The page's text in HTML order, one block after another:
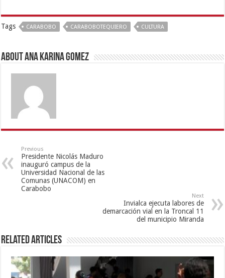
Tags CARABOBO CARABOBOTEQUIERO CULTURA
About Ana Karina Gomez
Previous
Presidente Nicolás Maduro
inauguró campus de la
Universidad Nacional de las
Comunas (UNACOM) en
Carabobo
Next
Invialca ejecuta labores de
demarcación vial en la Troncal 11
del municipio Miranda
Related Articles